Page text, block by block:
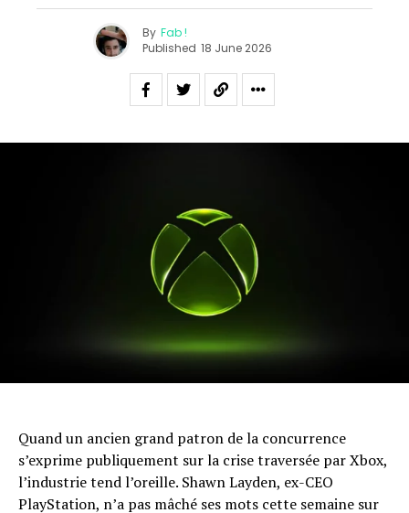
By Fab !
Published 18 June 2026
Quand un ancien grand patron de la concurrence
s’exprime publiquement sur la crise traversée par Xbox,
l’industrie tend l’oreille. Shawn Layden, ex-CEO
PlayStation, n’a pas mâché ses mots cette semaine sur